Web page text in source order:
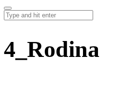
4_Rodina